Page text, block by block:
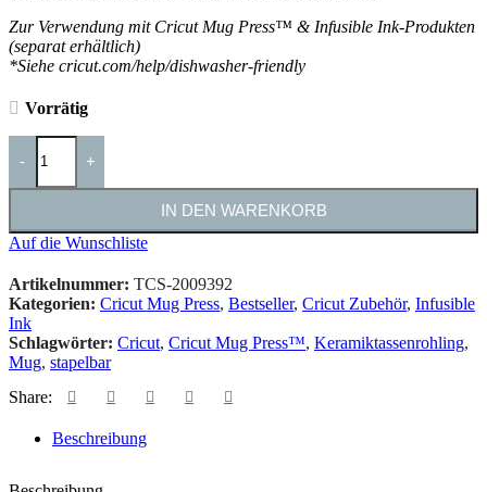
Zur Verwendung mit Cricut Mug Press™ & Infusible Ink-Produkten
(separat erhältlich)
*Siehe cricut.com/help/dishwasher-friendly
Vorrätig
- +
IN DEN WARENKORB
Auf die Wunschliste
Artikelnummer: TCS-2009392
Kategorien: Cricut Mug Press, Bestseller, Cricut Zubehör, Infusible
Ink
Schlagwörter: Cricut, Cricut Mug Press™, Keramiktassenrohling,
Mug, stapelbar
Share:
Beschreibung